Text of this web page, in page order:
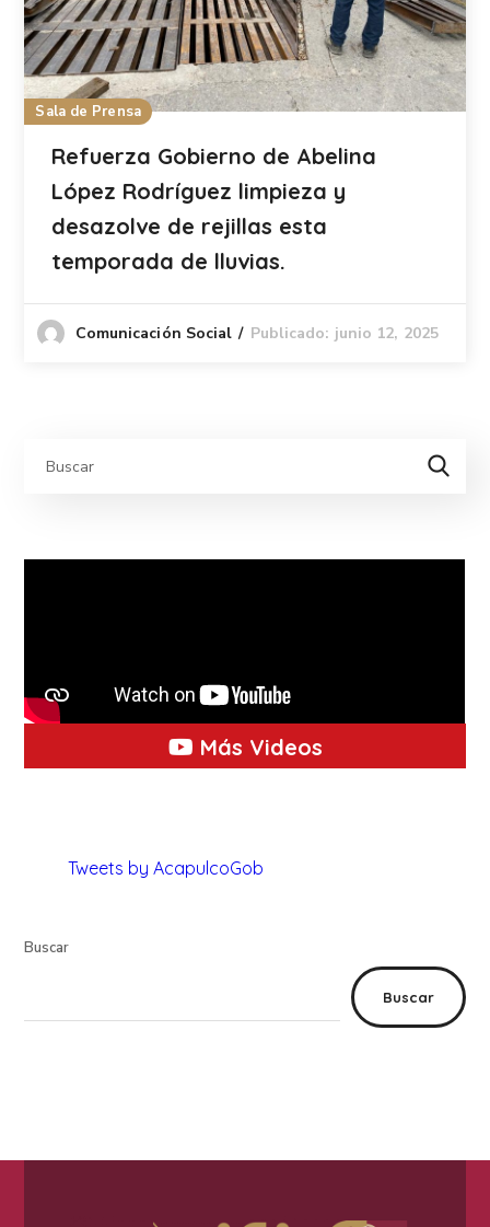
Sala de Prensa
Refuerza Gobierno de Abelina
López Rodríguez limpieza y
desazolve de rejillas esta
temporada de lluvias.
Comunicación Social Publicado: junio 12, 2025
Más Videos
Tweets by AcapulcoGob
Buscar
Buscar